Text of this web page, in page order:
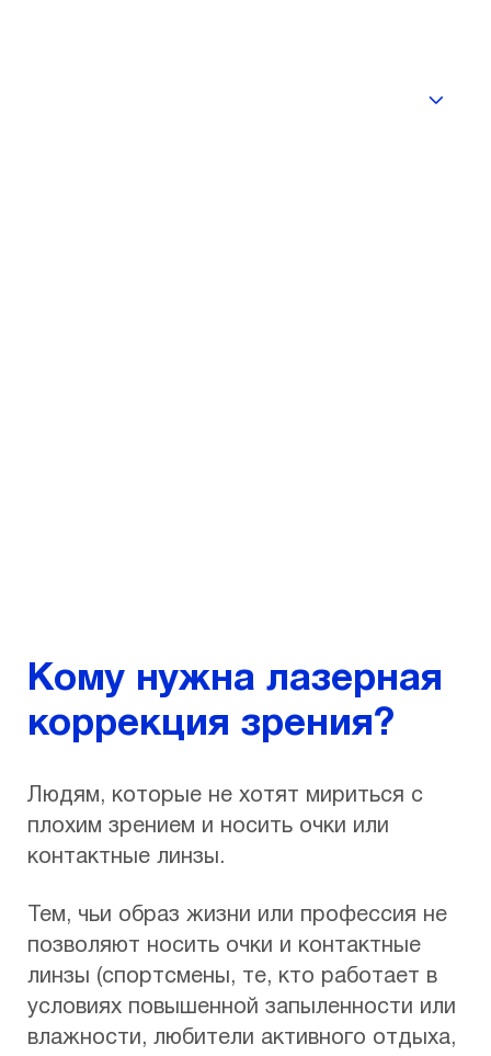
Кому нужна лазерная
коррекция зрения?
Людям, которые не хотят мириться с
плохим зрением и носить очки или
контактные линзы.
Тем, чьи образ жизни или профессия не
позволяют носить очки и контактные
линзы (спортсмены, те, кто работает в
условиях повышенной запыленности или
влажности, любители активного отдыха,